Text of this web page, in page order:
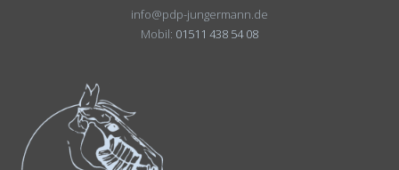
info@pdp-jungermann.de
Mobil: 01511 438 54 08